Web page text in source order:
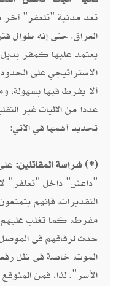
تعد مدنية "تلعفر" آخر
العراق. حتى إنه طوال
يعتمد عليها كمقر
الاستراتيجي على الحدود
ألا يفرط فيها
عددا من الآليات غير
تحديد أهمها في الآتي:
(*) شراسة المقاتلين:
التقديرات، فإنهم
مفرط، كما تغلب عليهم
حدث لرفاقهم فى
الموت، خاصة فى ظل
الأسر". لذا، فمن